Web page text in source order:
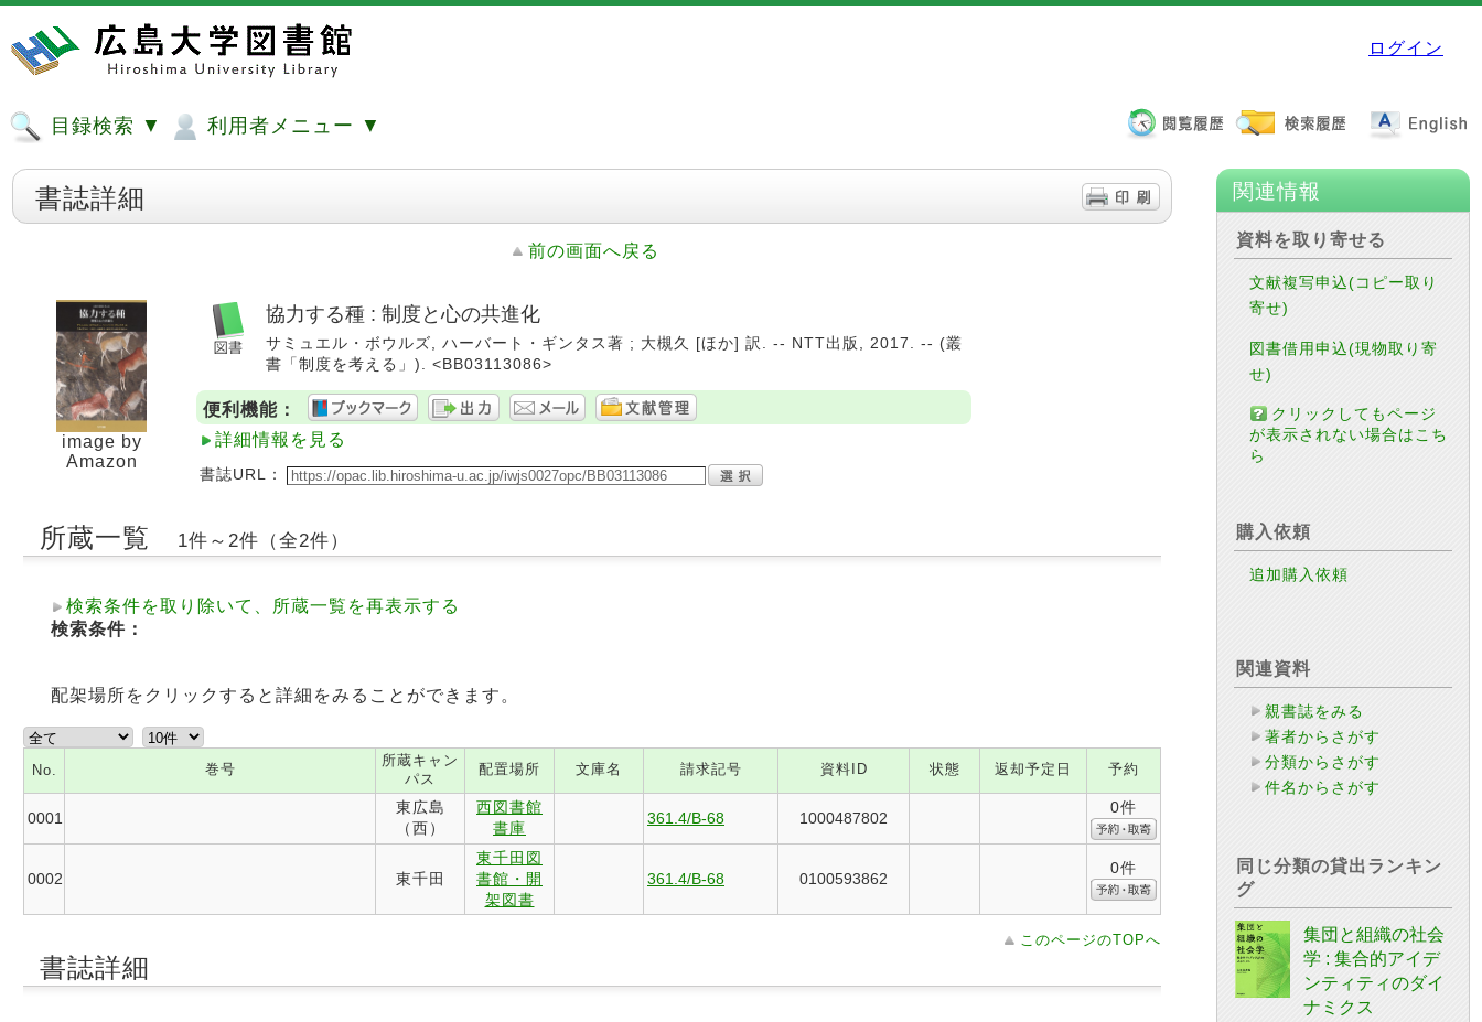
ログイン
目録検索 ▼ 利用者メニュー ▼
書誌詳細
前の画面へ戻る
image by
Amazon
協力する種 : 制度と心の共進化
サミュエル・ボウルズ, ハーバート・ギンタス著 ; 大槻久 [ほか] 訳. -- NTT出版, 2017. -- (叢
書「制度を考える」). <BB03113086>
便利機能：
詳細情報を見る
書誌URL：
所蔵一覧 1件～2件（全2件）
検索条件を取り除いて、所蔵一覧を再表示する
検索条件：
配架場所をクリックすると詳細をみることができます。
No. 巻号
所蔵キャン
パス
配置場所 文庫名 請求記号 資料ID 状態 返却予定日 予約
0001
東広島
（西）
西図書館
書庫
361.4/B-68 1000487802
0件
0002 東千田
東千田図
書館・開
架図書
361.4/B-68 0100593862
0件
このページのTOPへ
書誌詳細
関連情報
資料を取り寄せる
文献複写申込(コピー取り
寄せ)
図書借用申込(現物取り寄
せ)
クリックしてもページ
が表示されない場合はこち
ら
購入依頼
追加購入依頼
関連資料
親書誌をみる
著者からさがす
分類からさがす
件名からさがす
同じ分類の貸出ランキン
グ
集団と組織の社会
学 : 集合的アイデ
ンティティのダイ
ナミクス